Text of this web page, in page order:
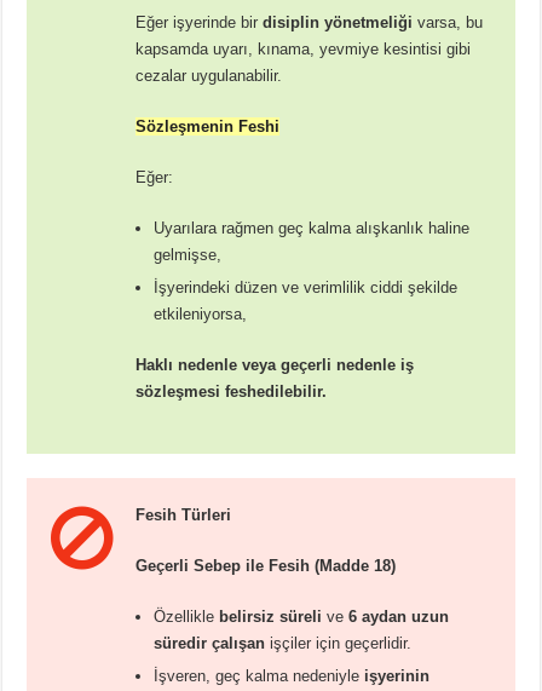
Eğer işyerinde birdisiplin yönetmeliği varsa, bu
kapsamda uyarı, kınama, yevmiye kesintisi gibi
cezalar uygulanabilir.
Sözleşmenin Feshi
Eğer:
Uyarılara rağmen geç kalma alışkanlık haline
gelmişse,
İşyerindeki düzen ve verimlilik ciddi şekilde
etkileniyorsa,
Haklı nedenle veya geçerli nedenle iş
sözleşmesi feshedilebilir.
Fesih Türleri
Geçerli Sebep ile Fesih (Madde 18)
Özellikle belirsiz süreli ve6 aydan uzun
süredir çalışan işçiler için geçerlidir.
İşveren, geç kalma nedeniyle işyerinin